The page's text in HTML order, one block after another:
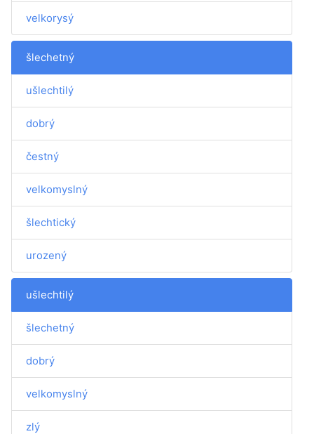
velkorysý
šlechetný
ušlechtilý
dobrý
čestný
velkomyslný
šlechtický
urozený
ušlechtilý
šlechetný
dobrý
velkomyslný
zlý